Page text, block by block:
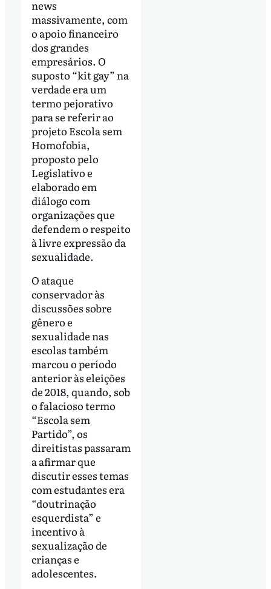
news
massivamente, com
o apoio financeiro
dos grandes
empresários. O
suposto “kit gay” na
verdade era um
termo pejorativo
para se referir ao
projeto Escola sem
Homofobia,
proposto pelo
Legislativo e
elaborado em
diálogo com
organizações que
defendem o respeito
à livre expressão da
sexualidade.
O ataque
conservador às
discussões sobre
gênero e
sexualidade nas
escolas também
marcou o período
anterior às eleições
de 2018, quando, sob
o falacioso termo
“Escola sem
Partido”, os
direitistas passaram
a afirmar que
discutir esses temas
com estudantes era
“doutrinação
esquerdista” e
incentivo à
sexualização de
crianças e
adolescentes.